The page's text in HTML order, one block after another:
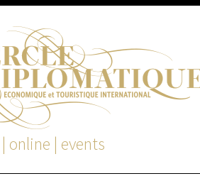
online | events